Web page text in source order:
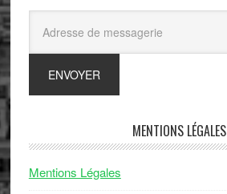
MENTIONS LÉGALES
Mentions Légales